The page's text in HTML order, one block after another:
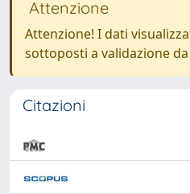
Attenzione
Attenzione! I dati
sottoposti a validazione
Citazioni